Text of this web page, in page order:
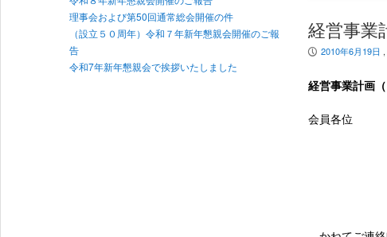
理事会および第50回通常総会開催の件
（設立５０周年）令和７年新年懇親会開催のご報
告
令和7年新年懇親会で挨拶いたしました
経営事業
P 2010年6月19日
経営事業計画
会員各位